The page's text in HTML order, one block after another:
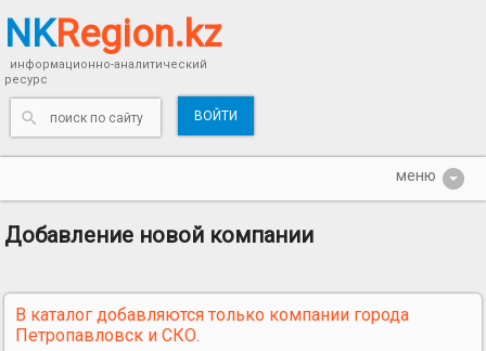
NKRegion.kz
информационно-аналитический
ресурс
ВОЙТИ
Добавление новой компании
В каталог добавляются только компании города
Петропавловск и СКО.